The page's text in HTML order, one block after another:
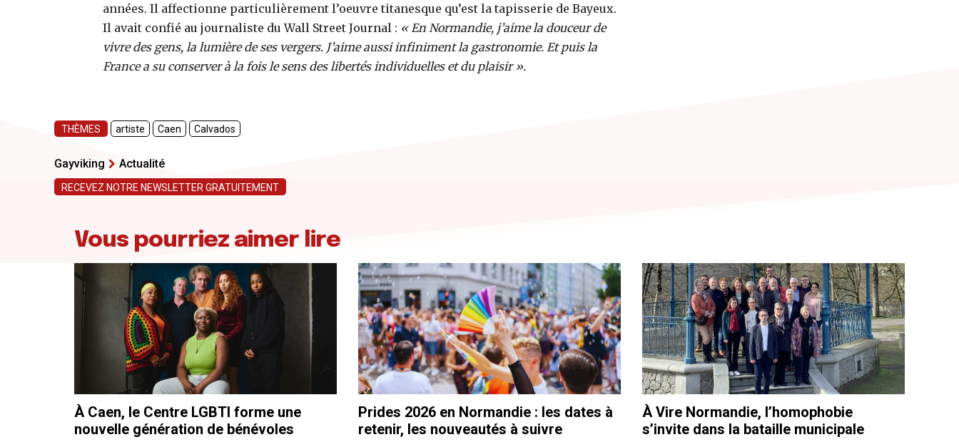
années. Il affectionne particulièrement l’oeuvre titanesque qu’est la tapisserie de Bayeux.
Il avait confié au journaliste du Wall Street Journal : « En Normandie, j’aime la douceur de
vivre des gens, la lumière de ses vergers. J’aime aussi infiniment la gastronomie. Et puis la
France a su conserver à la fois le sens des libertés individuelles et du plaisir ».
THÈMES artiste Caen Calvados
Gayviking Actualité
RECEVEZ NOTRE NEWSLETTER GRATUITEMENT
Vous pourriez aimer lire
À Caen, le Centre LGBTI forme une
nouvelle génération de bénévoles
Prides 2026 en Normandie : les dates à
retenir, les nouveautés à suivre
À Vire Normandie, l’homophobie
s’invite dans la bataille municipale